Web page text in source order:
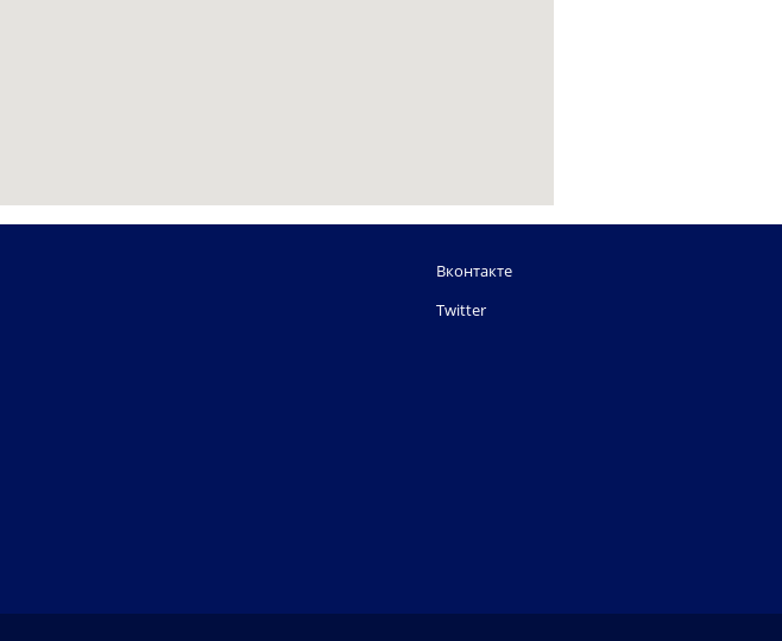
Вконтакте
Twitter